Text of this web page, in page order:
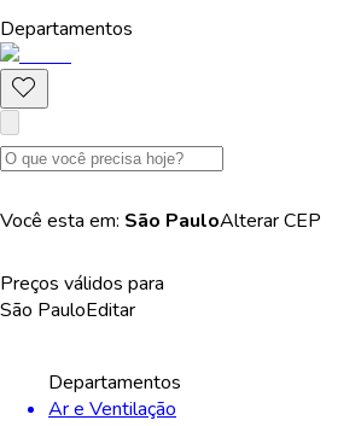
Departamentos
Você esta em: São PauloAlterarCEP
Preços válidos para
São PauloEditar
Departamentos
Ar e Ventilação